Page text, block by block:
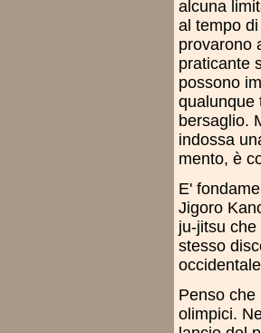
alcuna
al tempo
provarono
praticante
possono
qualunque
bersaglio.
indossa
mento, è
E'
Jigoro
ju-jitsu
stesso
Penso che
olimpici.